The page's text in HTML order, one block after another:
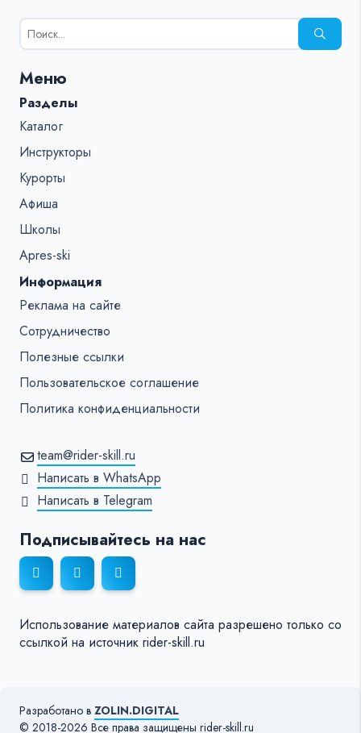
Результаты
поиска
%s:
Меню
Разделы
Каталог
Инструкторы
Курорты
Афиша
Школы
Apres-ski
Информация
Реклама на сайте
Сотрудничество
Полезные ссылки
Пользовательское соглашение
Политика конфиденциальности
team@rider-skill.ru
Написать в WhatsApp
Написать в Telegram
Подписывайтесь на нас
Использование материалов сайта разрешено только со
ссылкой на источник rider-skill.ru
Разработано в ZOLIN.DIGITAL
© 2018-2026 Все права защищены rider-skill.ru